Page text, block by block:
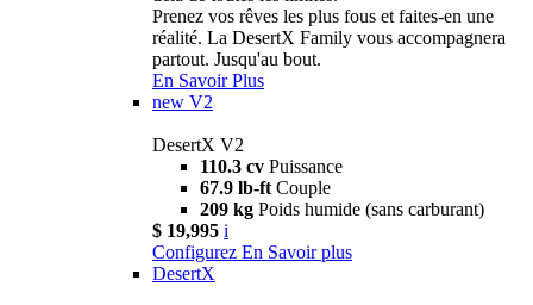
Prenez vos rêves les plus fous et faites-en une
réalité. La DesertX Family vous accompagnera
partout. Jusqu'au bout.
En Savoir Plus
new V2
DesertX V2
110.3 cv Puissance
67.9 lb-ft Couple
209 kg Poids humide (sans carburant)
$ 19,995 i
Configurez En Savoir plus
DesertX